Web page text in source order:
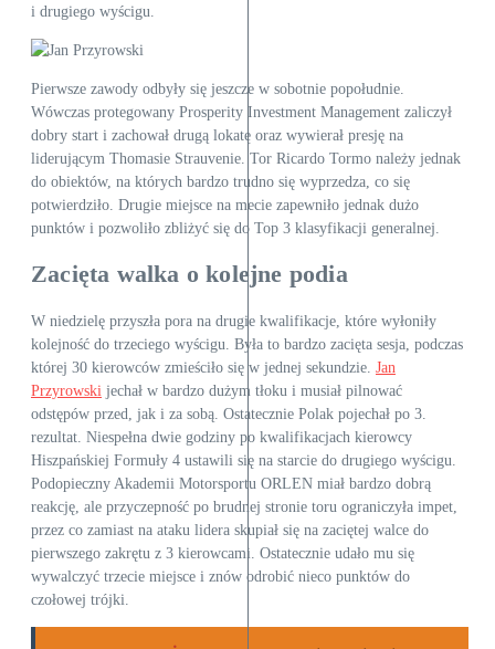
i drugiego wyścigu.
Pierwsze zawody odbyły się jeszcze w sobotnie popołudnie.
Wówczas protegowany Prosperity Investment Management zaliczył
dobry start i zachował drugą lokatę oraz wywierał presję na
liderującym Thomasie Strauvenie. Tor Ricardo Tormo należy jednak
do obiektów, na których bardzo trudno się wyprzedza, co się
potwierdziło. Drugie miejsce na mecie zapewniło jednak dużo
punktów i pozwoliło zbliżyć się do Top 3 klasyfikacji generalnej.
Zacięta walka o kolejne podia
W niedzielę przyszła pora na drugie kwalifikacje, które wyłoniły
kolejność do trzeciego wyścigu. Była to bardzo zacięta sesja, podczas
której 30 kierowców zmieściło się w jednej sekundzie. Jan
Przyrowski jechał w bardzo dużym tłoku i musiał pilnować
odstępów przed, jak i za sobą. Ostatecznie Polak pojechał po 3.
rezultat. Niespełna dwie godziny po kwalifikacjach kierowcy
Hiszpańskiej Formuły 4 ustawili się na starcie do drugiego wyścigu.
Podopieczny Akademii Motorsportu ORLEN miał bardzo dobrą
reakcję, ale przyczepność po brudnej stronie toru ograniczyła impet,
przez co zamiast na ataku lidera skupiał się na zaciętej walce do
pierwszego zakrętu z 3 kierowcami. Ostatecznie udało mu się
wywalczyć trzecie miejsce i znów odrobić nieco punktów do
czołowej trójki.